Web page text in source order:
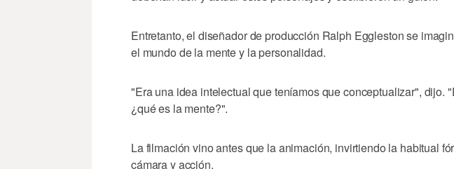
Entretanto, el diseñador de producción Ralph Eggleston se
el mundo de la mente y la personalidad.
"Era una idea intelectual que teníamos que conceptualizar", dijo.
¿qué es la mente?".
La filmación vino antes que la animación, invirtiendo la habitual
cámara y acción.